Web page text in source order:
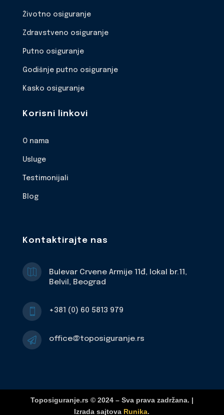
Životno osiguranje
Zdravstveno osiguranje
Putno osiguranje
Godišnje putno osiguranje
Kasko osiguranje
Korisni linkovi
O nama
Usluge
Testimonijali
Blog
Kontaktirajte nas

Bulevar Crvene Armije 11đ, lokal br.11,
Belvil, Beograd
 +381 (0) 60 5813 979
 office@toposiguranje.rs
Toposiguranje.rs © 2024 – Sva prava zadržana. |
Izrada sajtova Runika.